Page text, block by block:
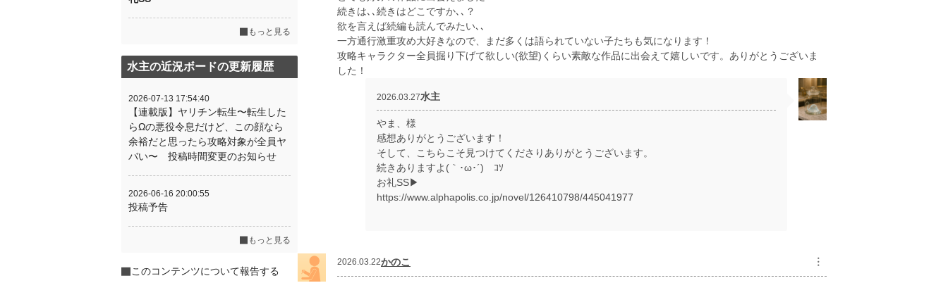
続きは､､続きはどこですか､､？
欲を言えば続編も読んでみたい､､
一方通行激重攻め大好きなので、まだ多くは語られていない子たちも気になります！
攻略キャラクター全員掘り下げて欲しい(欲望)くらい素敵な作品に出会えて嬉しいです。ありがとうございま
した！
2026.03.27水主
やま、様
感想ありがとうございます！
そして、こちらこそ見つけてくださりありがとうございます。
続きありますよ(｀･ω･´)ゞｺｿ
お礼SS▶︎
https://www.alphapolis.co.jp/novel/126410798/445041977
2026.03.22かのこ ︙
もっと見る
水主の近況ボードの更新履歴
2026-07-13 17:54:40
【連載版】ヤリチン転生〜転生した
らΩの悪役令息だけど、この顔なら
余裕だと思ったら攻略対象が全員ヤ
バい〜 投稿時間変更のお知らせ
2026-06-16 20:00:55
投稿予告
もっと見る
このコンテンツについて報告する